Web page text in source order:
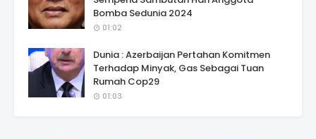
Bomba Sedunia 2024
01:02
Dunia : Azerbaijan Pertahan Komitmen
Terhadap Minyak, Gas Sebagai Tuan
Rumah Cop29
01:03